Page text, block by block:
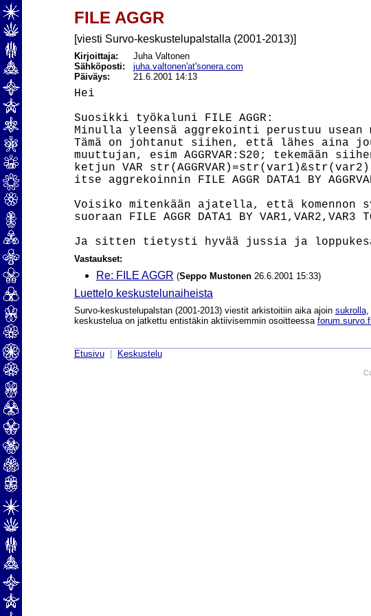
FILE AGGR
[viesti Survo-keskustelupalstalla (2001-2013)]
Kirjoittaja:
Juha Valtonen
Sähköposti: juha.valtonen'at'sonera.com
Päiväys:
21.6.2001 14:13
Hei
Suosikki työkaluni FILE AGGR:
Minulla yleensä aggrekointi perustuu usean
Tämä on johtanut siihen, että lähes aina
muuttujan, esim AGGRVAR:S20; tekemään
ketjun VAR
itse aggrekoinnin FILE AGGR DATA1 BY
Voisiko mitenkään ajatella, että
suoraan FILE AGGR DATA1 BY VAR1,VAR2,VAR3
Vastaukset:
Re: FILE AGGR (Seppo Mustonen26.6.2001 15:33)
Luettelo keskustelunaiheista
Survo-keskustelupalstan (2001-2013) viestit arkistoitiin aika ajoin sukrolla,
keskustelua on jatkettu entistäkin aktiivisemmin osoitteessa forum.survo.fi
Etusivu| Keskustelu